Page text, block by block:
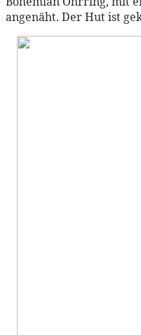
angenäht. Der Hut ist